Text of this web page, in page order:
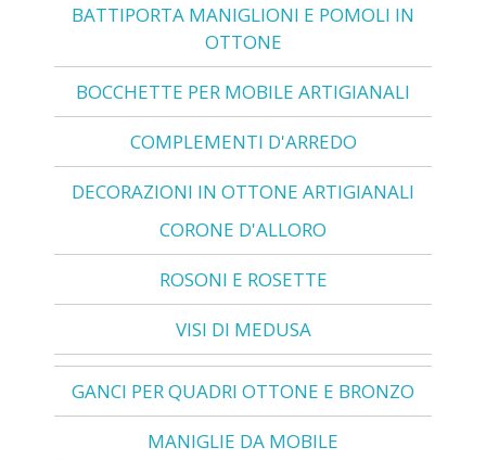
BATTIPORTA MANIGLIONI E POMOLI IN
OTTONE
BOCCHETTE PER MOBILE ARTIGIANALI
COMPLEMENTI D'ARREDO
DECORAZIONI IN OTTONE ARTIGIANALI
CORONE D'ALLORO
ROSONI E ROSETTE
VISI DI MEDUSA
GANCI PER QUADRI OTTONE E BRONZO
MANIGLIE DA MOBILE